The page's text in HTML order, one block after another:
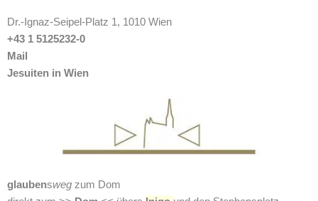
Dr.-Ignaz-Seipel-Platz 1, 1010 Wien
+43 1 5125232-0
Mail
Jesuiten in Wien
glaubensweg zum Dom